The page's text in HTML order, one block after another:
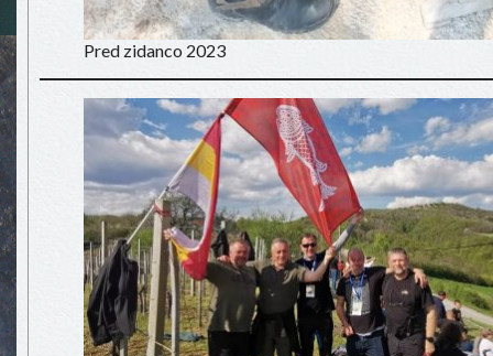
Pred zidanco 2023